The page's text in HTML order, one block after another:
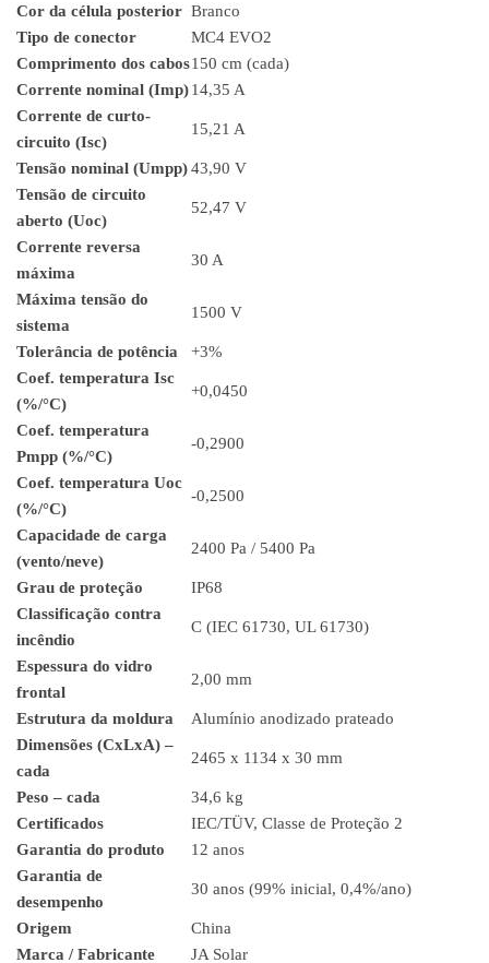
Cor da célula posterior Branco
Tipo de conector
MC4 EVO2
Comprimento dos cabos150 cm (cada)
Corrente nominal (Imp)14,35 A
Corrente de curto-
circuito (Isc)
15,21 A
Tensão nominal (Umpp)43,90 V
Tensão de circuito
aberto (Uoc)
52,47 V
Corrente reversa
máxima
30 A
Máxima tensão do
sistema
1500 V
Tolerância de potência
+3%
Coef. temperatura Isc
(%/°C)
+0,0450
Coef. temperatura
Pmpp (%/°C)
-0,2900
Coef. temperatura Uoc
(%/°C)
-0,2500
Capacidade de carga
(vento/neve)
2400 Pa / 5400 Pa
Grau de proteção
IP68
Classificação contra
incêndio
C (IEC 61730, UL 61730)
Espessura do vidro
frontal
2,00 mm
Estrutura da moldura
Alumínio anodizado prateado
Dimensões (CxLxA) –
cada
2465 x 1134 x 30 mm
Peso – cada
34,6 kg
Certificados
IEC/TÜV, Classe de Proteção 2
Garantia do produto
12 anos
Garantia de
desempenho
30 anos (99% inicial, 0,4%/ano)
Origem
China
Marca / Fabricante
JA Solar